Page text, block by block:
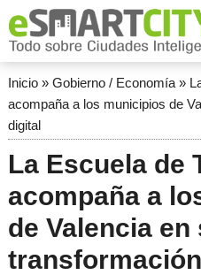
Inicio» Gobierno / Economía»
acompaña a los municipios de
digital
La Escuela de
acompaña a
de Valencia en